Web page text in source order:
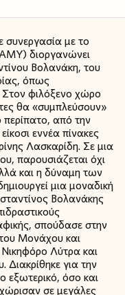
συνεργασία με το
διοργανώνει
Βολανάκη, του
όπως
Στον φιλόξενο χώρο
θα «συμπλεύσουν»
από την
εννέα πίνακες
Λασκαρίδη. Σε μια
παρουσιάζεται όχι
και η δύναμη των
μια μοναδική
Βολανάκης
σπούδασε στην
Μονάχου και
Λύτρα και
Διακρίθηκε για την
εξωτερικό, όσο και
σε μεγάλες